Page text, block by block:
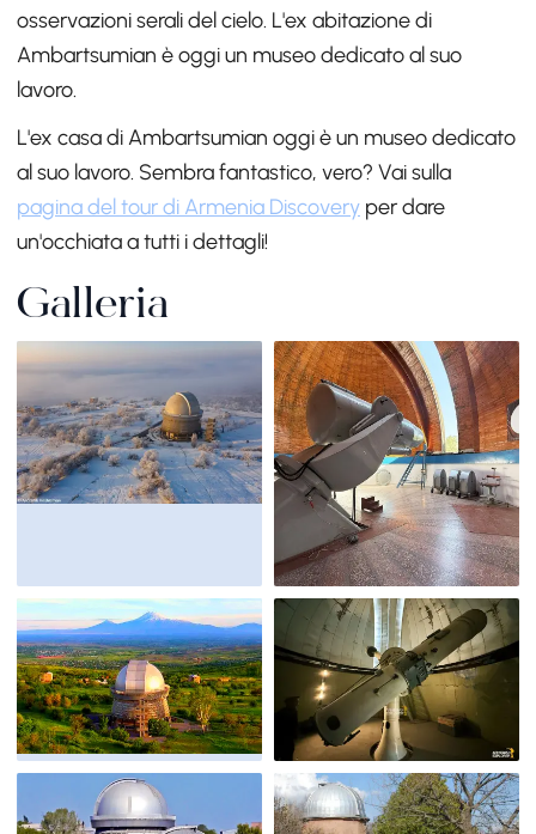
osservazioni serali del cielo. L'ex abitazione di
Ambartsumian è oggi un museo dedicato al suo
lavoro.
L'ex casa di Ambartsumian oggi è un museo dedicato
al suo lavoro. Sembra fantastico, vero? Vai sulla
pagina del tour di Armenia Discovery per dare
un'occhiata a tutti i dettagli!
Galleria